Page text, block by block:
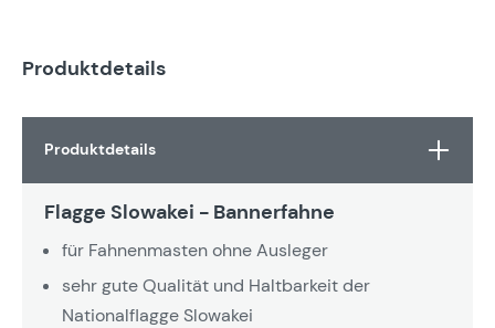
Produktdetails
Produktdetails
Flagge Slowakei - Bannerfahne
für Fahnenmasten ohne Ausleger
sehr gute Qualität und Haltbarkeit der
Nationalflagge Slowakei